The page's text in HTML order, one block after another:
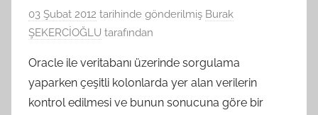
03 Şubat 2012 tarihinde gönderilmiş Burak
ŞEKERCİOĞLU tarafından
Oracle ile veritabanı üzerinde sorgulama
yaparken çeşitli kolonlarda yer alan verilerin
kontrol edilmesi ve bunun sonucuna göre bir